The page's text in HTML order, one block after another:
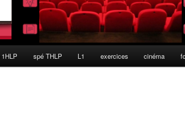
spé THLP L1 exercices cinéma